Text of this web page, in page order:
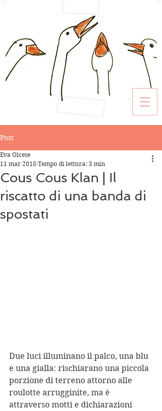
Post
Cous Cous Klan | Il
riscatto di una banda di
spostati
Eva Olcese
11 mar 2018 Tempo di lettura: 3 min
Due luci illuminano il palco, una blu
e una gialla: rischiarano una piccola
porzione di terreno attorno alle
roulotte arrugginite, ma è
attraverso motti e dichiarazioni